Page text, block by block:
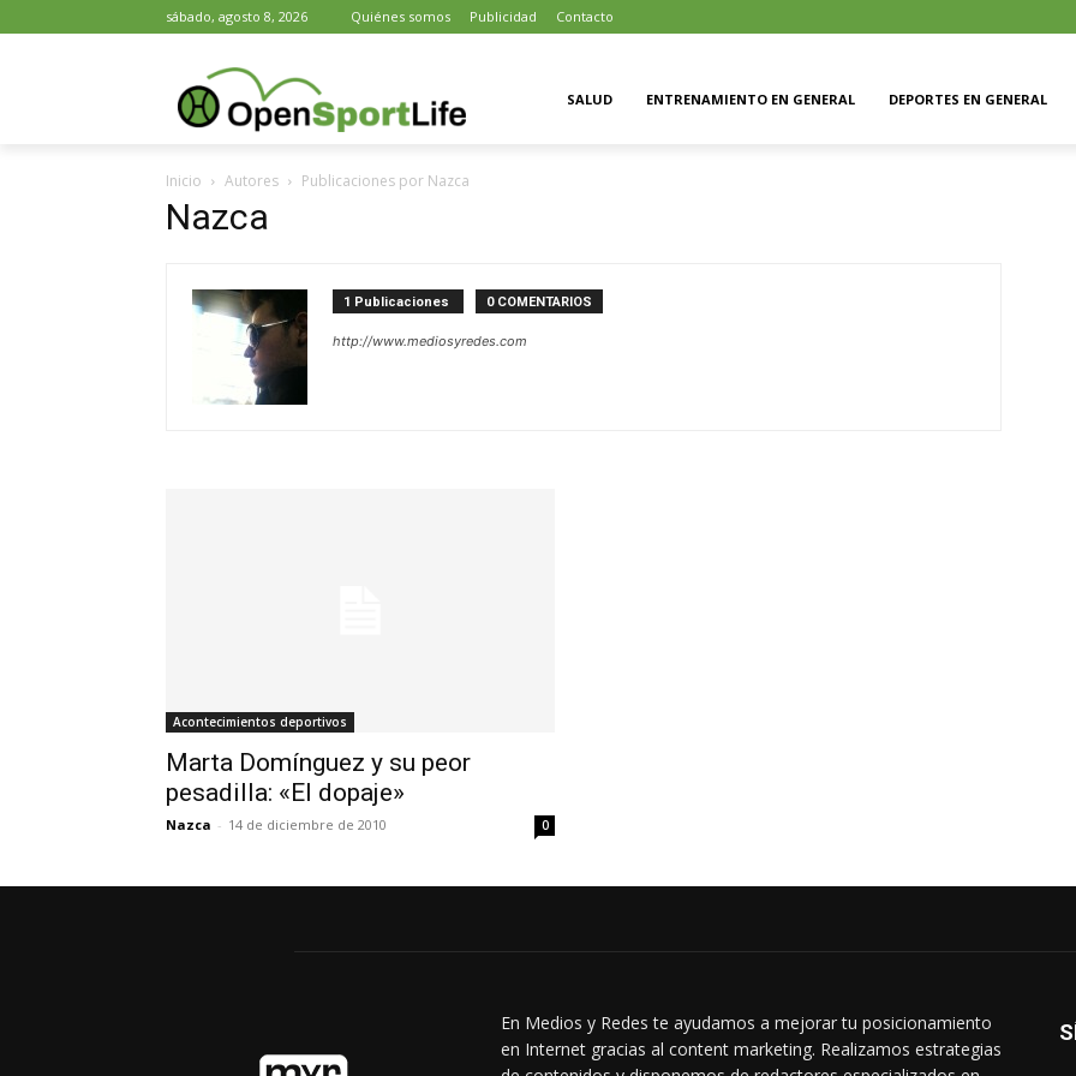
sábado, agosto 8, 2026 Quiénes somos Publicidad Contacto
SALUD ENTRENAMIENTO EN GENERAL DEPORTES EN GENERAL
Inicio Autores Publicaciones por Nazca
Nazca
1 Publicaciones 0 COMENTARIOS
http://www.mediosyredes.com
Acontecimientos deportivos
Marta Domínguez y su peor
pesadilla: «El dopaje»
Nazca - 14 de diciembre de 2010 0
En Medios y Redes te ayudamos a mejorar tu posicionamiento
en Internet gracias al content marketing. Realizamos estrategias